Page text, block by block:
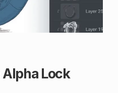
Alpha Lock